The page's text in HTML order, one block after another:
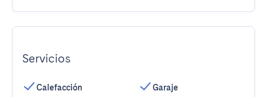
Servicios
Calefacción
Garaje